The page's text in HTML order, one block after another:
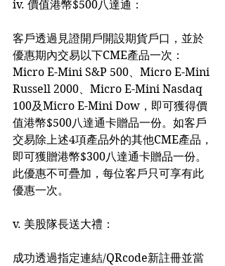
iv. 價值港幣$500八達通：
客戶透過見證開戶開設期貨戶口，並於
優惠期內交易以下CME產品一次：
Micro E-Mini S&P 500、Micro E-Mini
Russell 2000、Micro E-Mini Nasdaq
100及Micro E-Mini Dow，即可獲得價
值港幣$500八達通卡贈品一份。如客戶
交易除上述4項產品外的其他CME產品，
即可獲贈港幣$300八達通卡贈品一份。
此優惠不可疊加，每位客戶只可享有此
優惠一次。
v. 美股隊長送大禮：
成功透過指定連結/QRcode新註冊並當